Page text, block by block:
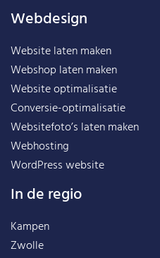
Webdesign
Website laten maken
Webshop laten maken
Website optimalisatie
Conversie-optimalisatie
Websitefoto’s laten maken
Webhosting
WordPress website
In de regio
Kampen
Zwolle